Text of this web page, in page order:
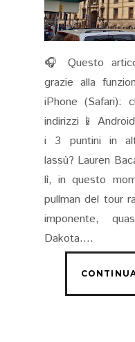
🎧 Questo
grazie alla
iPhone (Safari):
indirizzi 📱
i 3 puntini in
lassù? Lauren
lì, in questo
pullman del tour
imponente,
Dakota....